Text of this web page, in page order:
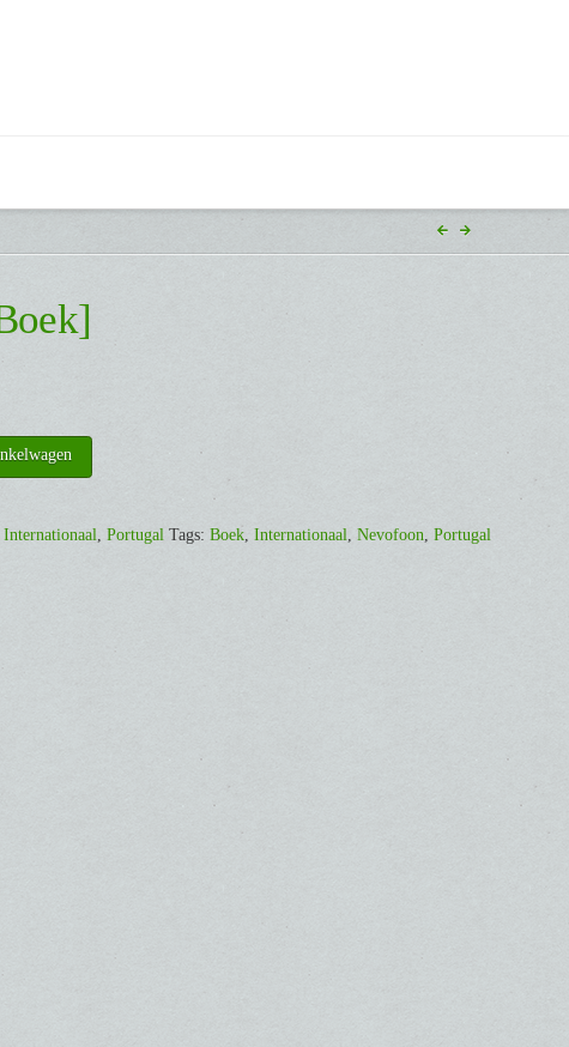
Internationaal, Portugal Tags: Boek, Internationaal, Nevofoon, Portugal